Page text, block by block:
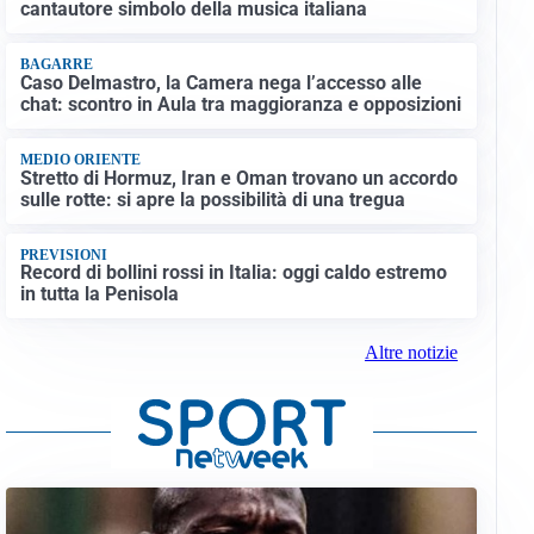
cantautore simbolo della musica italiana
BAGARRE
Caso Delmastro, la Camera nega l’accesso alle
chat: scontro in Aula tra maggioranza e opposizioni
MEDIO ORIENTE
Stretto di Hormuz, Iran e Oman trovano un accordo
sulle rotte: si apre la possibilità di una tregua
PREVISIONI
Record di bollini rossi in Italia: oggi caldo estremo
in tutta la Penisola
Altre notizie